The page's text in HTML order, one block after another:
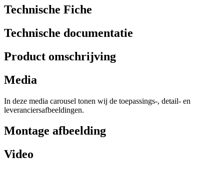
Technische Fiche
Technische documentatie
Product omschrijving
Media
In deze media carousel tonen wij de toepassings-, detail- en
leveranciersafbeeldingen.
Montage afbeelding
Video